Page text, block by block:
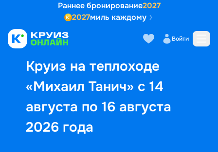
Раннее бронирование2027
2027миль каждому
Войти
Круиз на теплоходе
«Михаил Танич» с 14
августа по 16 августа
2026 года
Выбор кают Маршрут и